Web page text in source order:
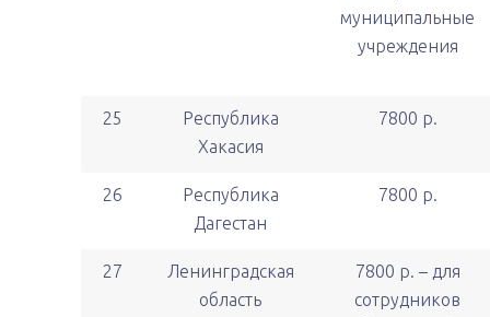
муниципальные
учреждения
25
Республика
Хакасия
7800 р.
26
Республика
Дагестан
7800 р.
27
Ленинградская
область
7800 р. – для
сотрудников